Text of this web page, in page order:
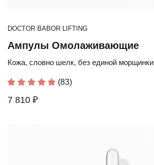
DOCTOR BABOR LIFTING
Ампулы Омолаживающие
Кожа, словно шелк, без единой морщинки
(83)
7 810 ₽